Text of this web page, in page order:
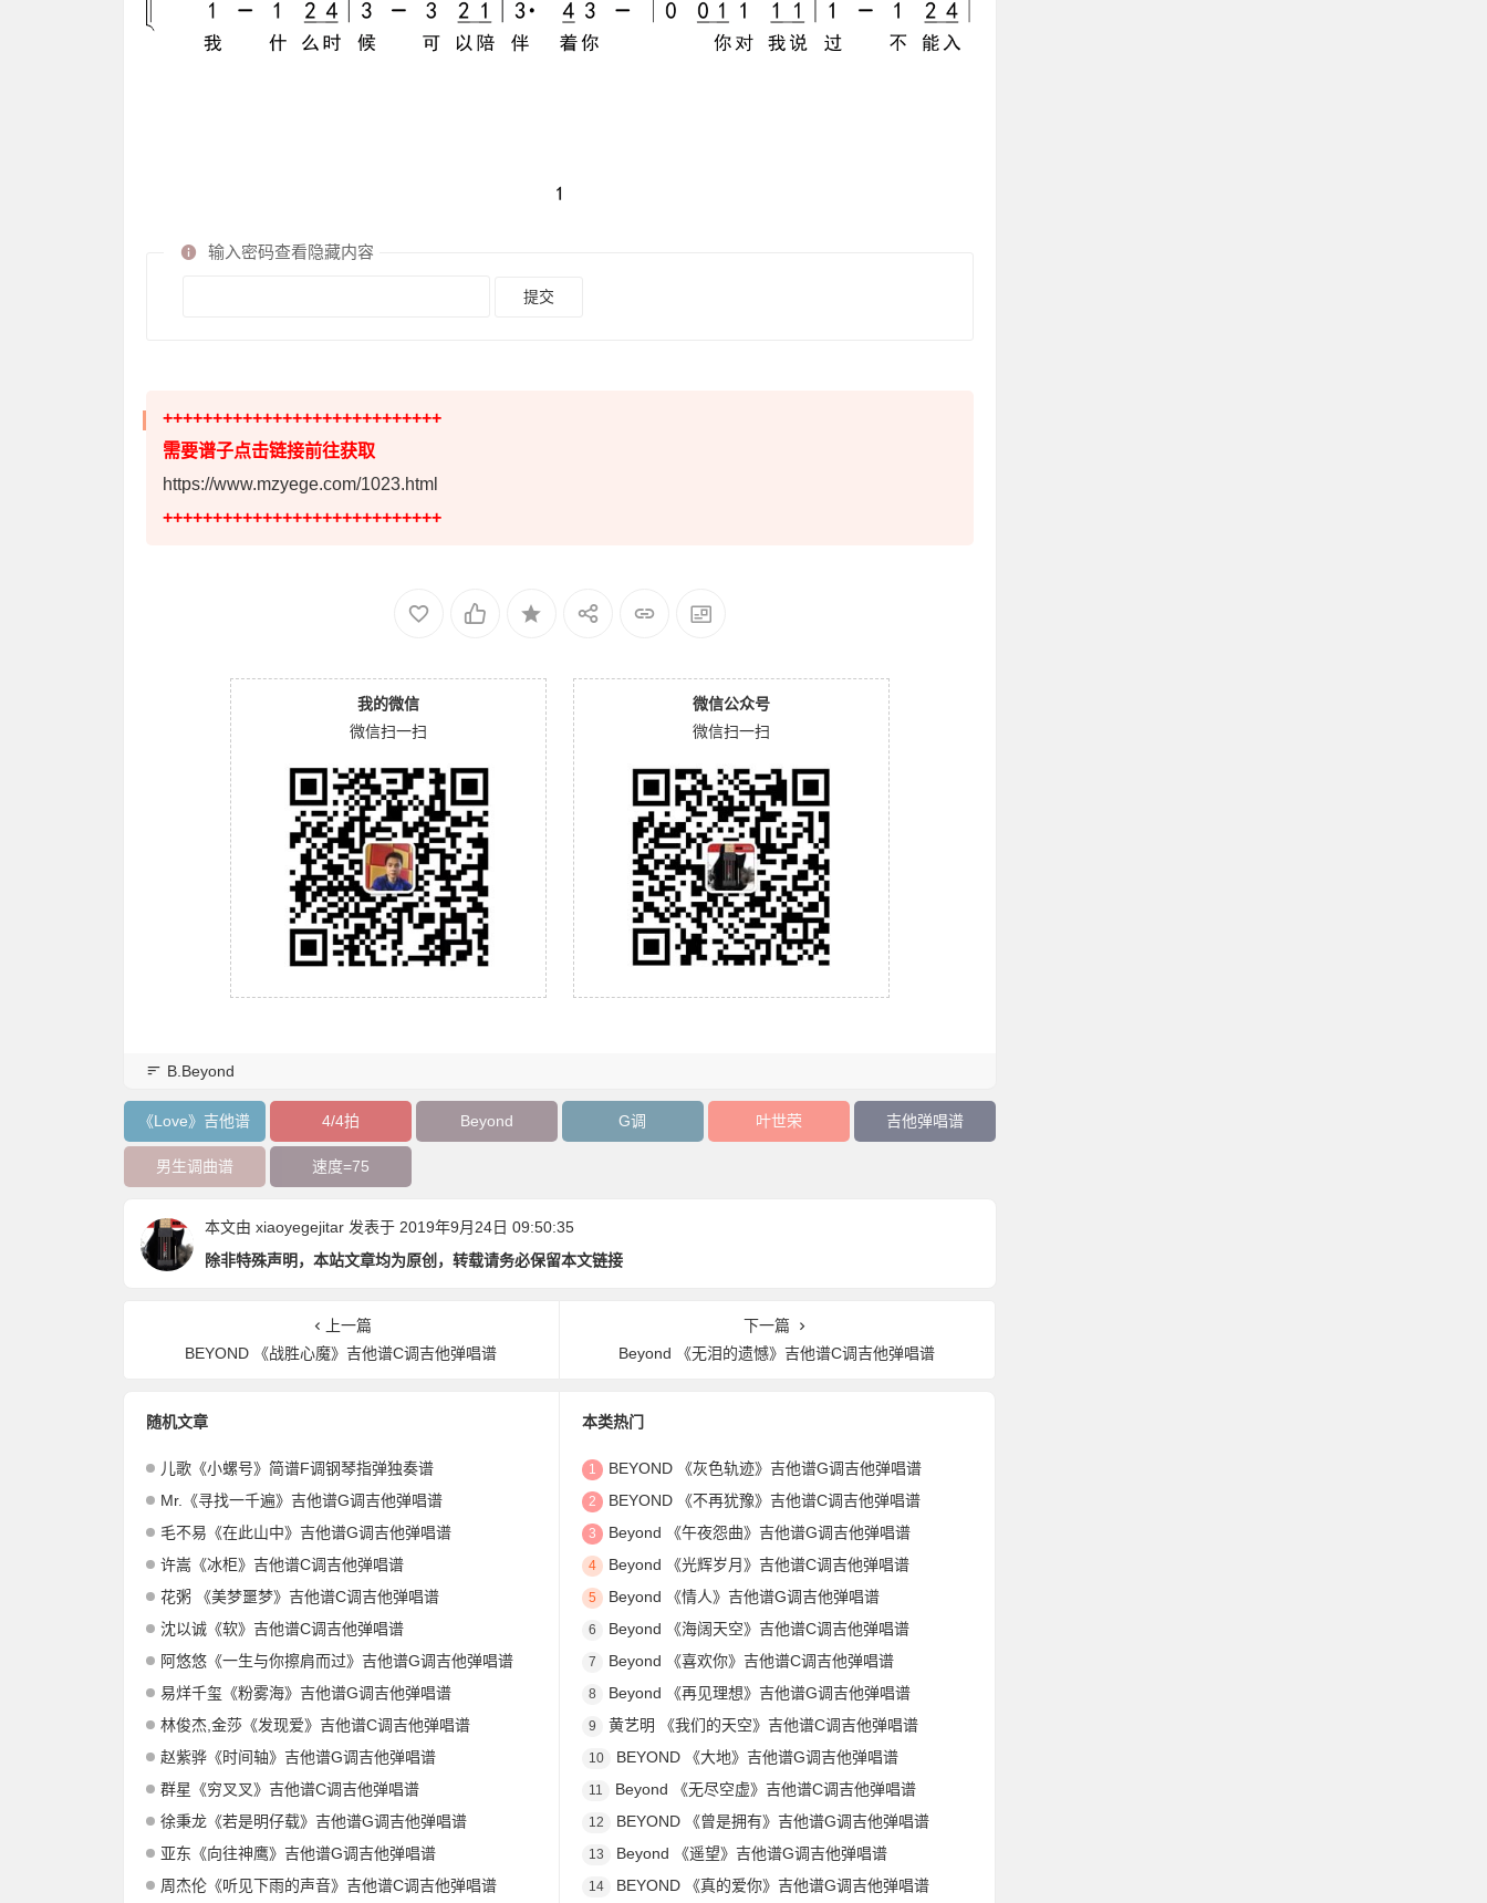
输入密码查看隐藏内容
++++++++++++++++++++++++++++
需要谱子点击链接前往获取
https://www.mzyege.com/1023.html
++++++++++++++++++++++++++++
我的微信
微信扫一扫
微信公众号
微信扫一扫
B.Beyond
《Love》吉他谱 4/4拍 Beyond G调 叶世荣 吉他弹唱谱
男生调曲谱 速度=75
本文由 xiaoyegejitar 发表于 2019年9月24日 09:50:35
除非特殊声明，本站文章均为原创，转载请务必保留本文链接
上一篇
BEYOND 《战胜心魔》吉他谱C调吉他弹唱谱
下一篇
Beyond 《无泪的遗憾》吉他谱C调吉他弹唱谱
随机文章
儿歌《小螺号》简谱F调钢琴指弹独奏谱
Mr.《寻找一千遍》吉他谱G调吉他弹唱谱
毛不易《在此山中》吉他谱G调吉他弹唱谱
许嵩《冰柜》吉他谱C调吉他弹唱谱
花粥 《美梦噩梦》吉他谱C调吉他弹唱谱
沈以诚《软》吉他谱C调吉他弹唱谱
阿悠悠《一生与你擦肩而过》吉他谱G调吉他弹唱谱
易烊千玺《粉雾海》吉他谱G调吉他弹唱谱
林俊杰,金莎《发现爱》吉他谱C调吉他弹唱谱
赵紫骅《时间轴》吉他谱G调吉他弹唱谱
群星《穷叉叉》吉他谱C调吉他弹唱谱
徐秉龙《若是明仔载》吉他谱G调吉他弹唱谱
亚东《向往神鹰》吉他谱G调吉他弹唱谱
周杰伦《听见下雨的声音》吉他谱C调吉他弹唱谱
本类热门
1 BEYOND 《灰色轨迹》吉他谱G调吉他弹唱谱
2 BEYOND 《不再犹豫》吉他谱C调吉他弹唱谱
3 Beyond 《午夜怨曲》吉他谱G调吉他弹唱谱
4 Beyond 《光辉岁月》吉他谱C调吉他弹唱谱
5 Beyond 《情人》吉他谱G调吉他弹唱谱
6 Beyond 《海阔天空》吉他谱C调吉他弹唱谱
7 Beyond 《喜欢你》吉他谱C调吉他弹唱谱
8 Beyond 《再见理想》吉他谱G调吉他弹唱谱
9 黄艺明 《我们的天空》吉他谱C调吉他弹唱谱
10 BEYOND 《大地》吉他谱G调吉他弹唱谱
11 Beyond 《无尽空虚》吉他谱C调吉他弹唱谱
12 BEYOND 《曾是拥有》吉他谱G调吉他弹唱谱
13 Beyond 《遥望》吉他谱G调吉他弹唱谱
14 BEYOND 《真的爱你》吉他谱G调吉他弹唱谱